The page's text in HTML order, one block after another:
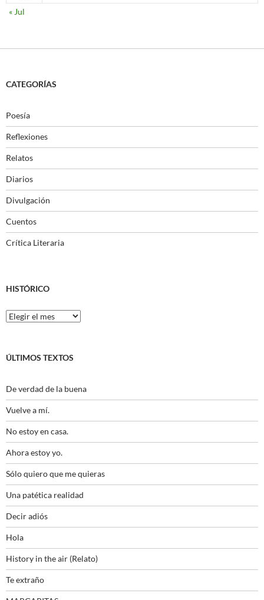
« Jul
CATEGORÍAS
Poesía
Reflexiones
Relatos
Diarios
Divulgación
Cuentos
Crítica Literaria
HISTÓRICO
Histórico
ÚLTIMOS TEXTOS
De verdad de la buena
Vuelve a mí.
No estoy en casa.
Ahora estoy yo.
Sólo quiero que me quieras
Una patética realidad
Decir adiós
Hola
History in the air (Relato)
Te extraño